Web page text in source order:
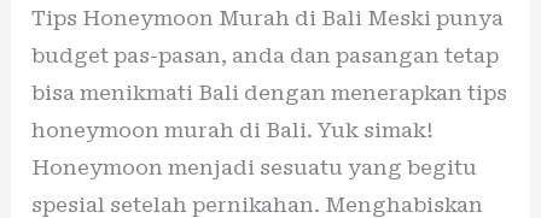
Tips Honeymoon Murah di Bali Meski punya
budget pas-pasan, anda dan pasangan tetap
bisa menikmati Bali dengan menerapkan tips
honeymoon murah di Bali. Yuk simak!
Honeymoon menjadi sesuatu yang begitu
spesial setelah pernikahan. Menghabiskan
Simak
Tips
Berikut